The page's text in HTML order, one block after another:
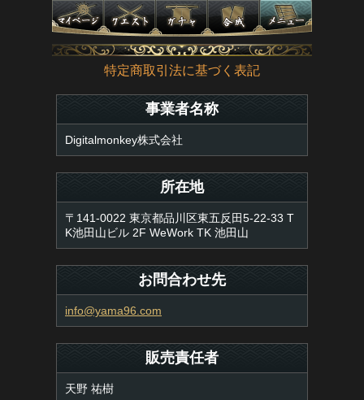
特定商取引法に基づく表記
事業者名称
Digitalmonkey株式会社
所在地
〒141-0022 東京都品川区東五反田5-22-33 T
K池田山ビル 2F WeWork TK 池田山
お問合わせ先
info@yama96.com
販売責任者
天野 祐樹